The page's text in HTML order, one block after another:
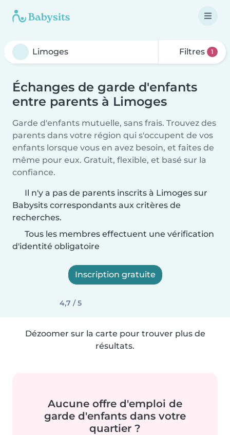
Filtres 1
Échanges de garde d'enfants
entre parents à Limoges
Garde d'enfants mutuelle, sans frais. Trouvez des
parents dans votre région qui s'occupent de vos
enfants lorsque vous en avez besoin, et faites de
même pour eux. Gratuit, flexible, et basé sur la
confiance.
Il n'y a pas de parents inscrits à Limoges sur
Babysits correspondants aux critères de
recherches.
Tous les membres effectuent une vérification
d'identité obligatoire
Inscription gratuite
4,7 / 5
Dézoomer sur la carte pour trouver plus de
résultats.
Aucune offre d'emploi de
garde d'enfants dans votre
quartier ?